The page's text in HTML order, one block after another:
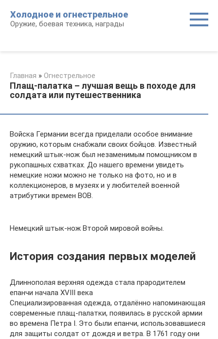
контенту
Холодное и огнестрельное
Оружие, боевая техника, награды
Главная » Огнестрельное
Плащ-палатка – лучшая вещь в походе для
солдата или путешественника
Войска Германии всегда приделали особое внимание
оружию, которым снабжали своих бойцов. Известный
немецкий штык-нож был незаменимым помощником в
рукопашных схватках. До нашего времени увидеть
немецкие ножи можно не только на фото, но и в
коллекционеров, в музеях и у любителей военной
атрибутики времен ВОВ.
Немецкий штык-нож Второй мировой войны.
История создания первых моделей
Длиннополая верхняя одежда стала прародителем
епанчи начала XVIII века
Специализированная одежда, отдалённо напоминающая
современные плащ-палатки, появилась в русской армии
во времена Петра I. Это были епанчи, использовавшиеся
для защиты солдат от дождя и ветра. В 1761 году они